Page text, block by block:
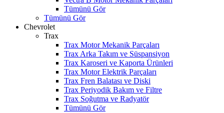
Tümünü Gör
Tümünü Gör
Chevrolet
Trax
Trax Motor Mekanik Parçaları
Trax Arka Takım ve Süspansiyon
Trax Karoseri ve Kaporta Ürünleri
Trax Motor Elektrik Parçaları
Trax Fren Balatası ve Diski
Trax Periyodik Bakım ve Filtre
Trax Soğutma ve Radyatör
Tümünü Gör